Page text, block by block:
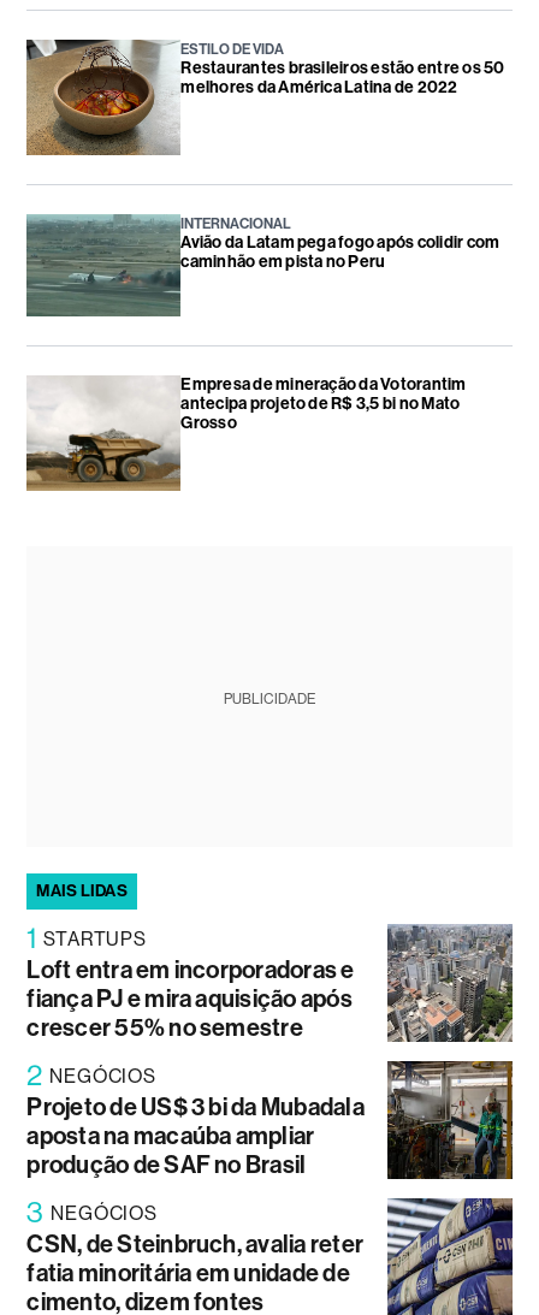
ESTILO DE VIDA
Restaurantes brasileiros estão entre os 50
melhores da América Latina de 2022
INTERNACIONAL
Avião da Latam pega fogo após colidir com
caminhão em pista no Peru
Empresa de mineração da Votorantim
antecipa projeto de R$ 3,5 bi no Mato
Grosso
PUBLICIDADE
MAIS LIDAS
1 STARTUPS
Loft entra em incorporadoras e
fiança PJ e mira aquisição após
crescer 55% no semestre
2 NEGÓCIOS
Projeto de US$ 3 bi da Mubadala
aposta na macaúba ampliar
produção de SAF no Brasil
3 NEGÓCIOS
CSN, de Steinbruch, avalia reter
fatia minoritária em unidade de
cimento, dizem fontes